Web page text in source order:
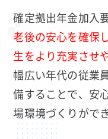
確定拠出年金加入
老後の安心を確保
生をより充実させ
幅広い年代の従業
備することで、安
場環境づくりがで